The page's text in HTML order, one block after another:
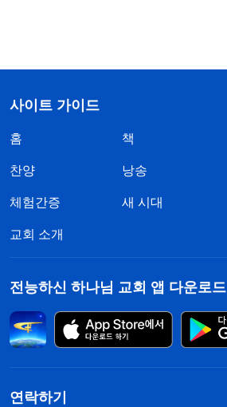
사이트 가이드
홈 책
찬양 낭송
체험간증 새 시대
교회 소개
전능하신 하나님 교회 앱 다운로드
연락하기